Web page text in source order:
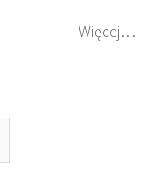
Więcej…